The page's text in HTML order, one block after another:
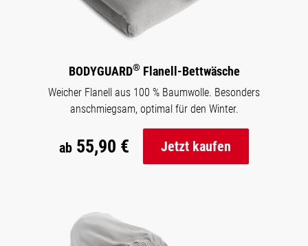
BODYGUARD®Flanell-Bettwäsche
Weicher Flanell aus 100 % Baumwolle. Besonders
anschmiegsam, optimal für den Winter.
ab 55,90 € Jetzt kaufen